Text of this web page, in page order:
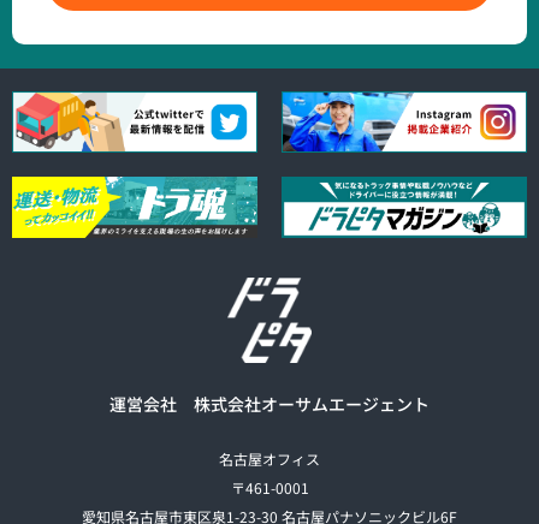
運営会社 株式会社オーサムエージェント
名古屋オフィス
〒461-0001
愛知県名古屋市東区泉1-23-30 名古屋パナソニックビル6F